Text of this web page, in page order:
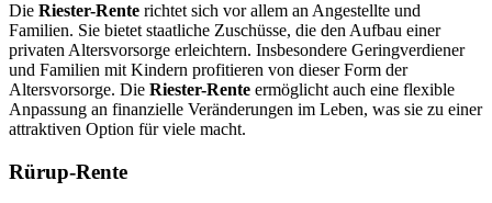
Die Riester-Rente richtet sich vor allem an Angestellte und
Familien. Sie bietet staatliche Zuschüsse, die den Aufbau einer
privaten Altersvorsorge erleichtern. Insbesondere Geringverdiener
und Familien mit Kindern profitieren von dieser Form der
Altersvorsorge. Die Riester-Rente ermöglicht auch eine flexible
Anpassung an finanzielle Veränderungen im Leben, was sie zu einer
attraktiven Option für viele macht.
Rürup-Rente